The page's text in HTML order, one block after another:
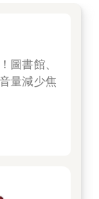
圖書館、
量減少焦